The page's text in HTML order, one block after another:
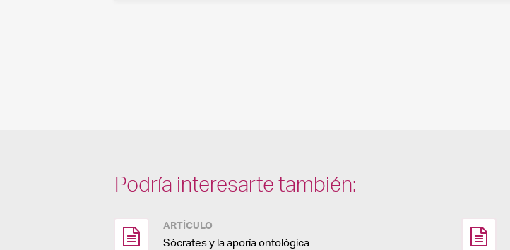
Podría interesarte también:
ARTÍCULO
Sócrates y la aporía ontológica